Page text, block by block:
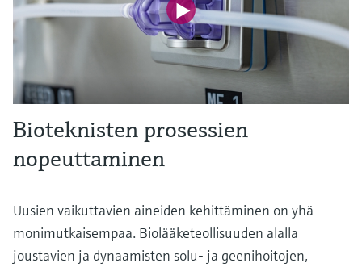
Bioteknisten prosessien
nopeuttaminen
Uusien vaikuttavien aineiden kehittäminen on yhä
monimutkaisempaa. Biolääketeollisuuden alalla
joustavien ja dynaamisten solu- ja geenihoitojen,